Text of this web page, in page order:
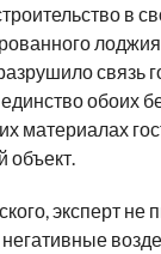
в
связь
обоих
материалах
объект.
эксперт не